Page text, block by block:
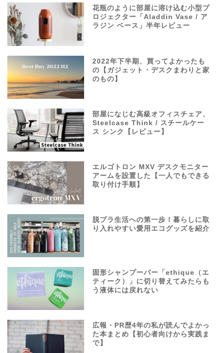
花瓶のように部屋に溶け込む小型プ
ロジェクター「Aladdin Vase / ア
ラジン ベース」半年レビュー
2022年下半期、買ってよかったも
の【ガジェット・デスクまわりと家
のもの】
部屋になじむ高級オフィスチェア、
Steelcase Think / スチールケー
ス シンク【レビュー】
エルゴトロン MXV デスクモニター
アームを設置した【一人でもできる
取り付け手順】
脱プラ生活への第一歩！暮らしに取
り入れやすい愛用エコグッズを紹介
固形シャンプーバー「ethique（エ
ティーク）」に切り替えてみたらも
う液体には戻れない
広報・PR歴4年の私が読んでよかっ
た本まとめ【初心者向けから実践ま
で】